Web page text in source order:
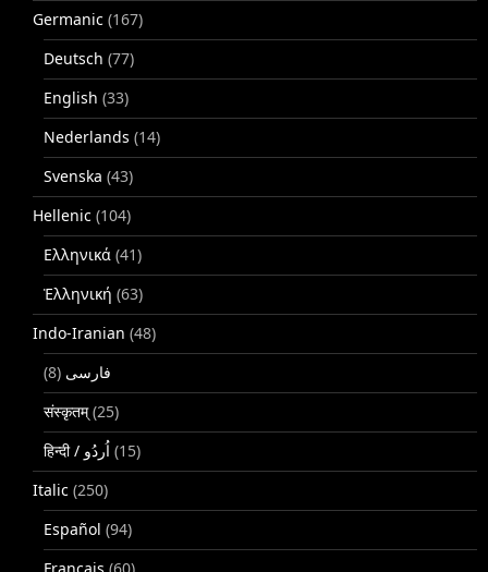
Germanic (167)
Deutsch (77)
English (33)
Nederlands (14)
Svenska (43)
Hellenic (104)
Ελληνικά (41)
Ἑλληνική (63)
Indo-Iranian (48)
فارسی (8)
संस्कृतम्(25)
(15)
Italic (250)
Español (94)